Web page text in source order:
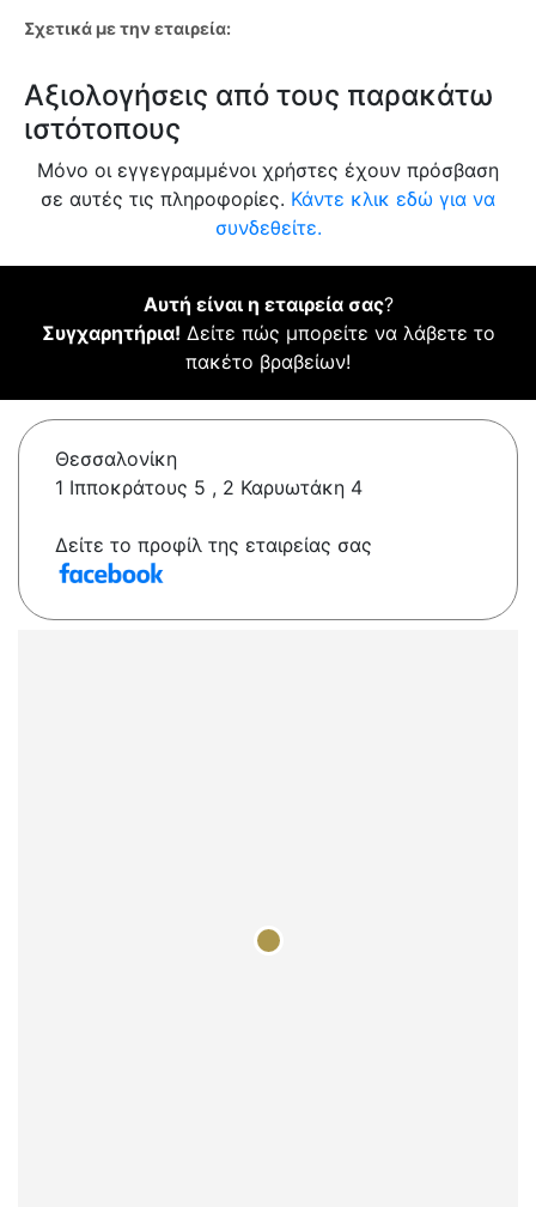
Σχετικά με την εταιρεία:
Αξιολογήσεις από τους παρακάτω
ιστότοπους
Μόνο οι εγγεγραμμένοι χρήστες έχουν πρόσβαση
σε αυτές τις πληροφορίες. Κάντε κλικ εδώ για να
συνδεθείτε.
Αυτή είναι η εταιρεία σας?
Συγχαρητήρια! Δείτε πώς μπορείτε να λάβετε το
πακέτο βραβείων!
Θεσσαλονίκη
1 Ιπποκράτους 5 , 2 Καρυωτάκη 4
Δείτε το προφίλ της εταιρείας σας